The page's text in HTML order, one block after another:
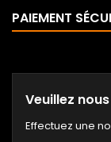
PAIEMENT
Veuillez
Effectuez une